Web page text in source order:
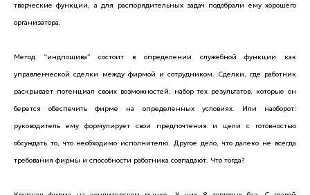
творческие функции, а для распорядительных задач подобрали ему хорошего
организатора.
Метод “индпошива” состоит в определении служебной функции как
управленческой сделки между фирмой и сотрудником. Сделки, где работник
раскрывает потенциал своих возможностей, набор тех результатов, которые он
берется обеспечить фирме на определенных условиях. Или наоборот:
руководитель ему формулирует свои предпочтения и цели с готовностью
обсуждать то, что необходимо исполнителю. Другое дело, что далеко не всегда
требования фирмы и способности работника совпадают. Что тогда?